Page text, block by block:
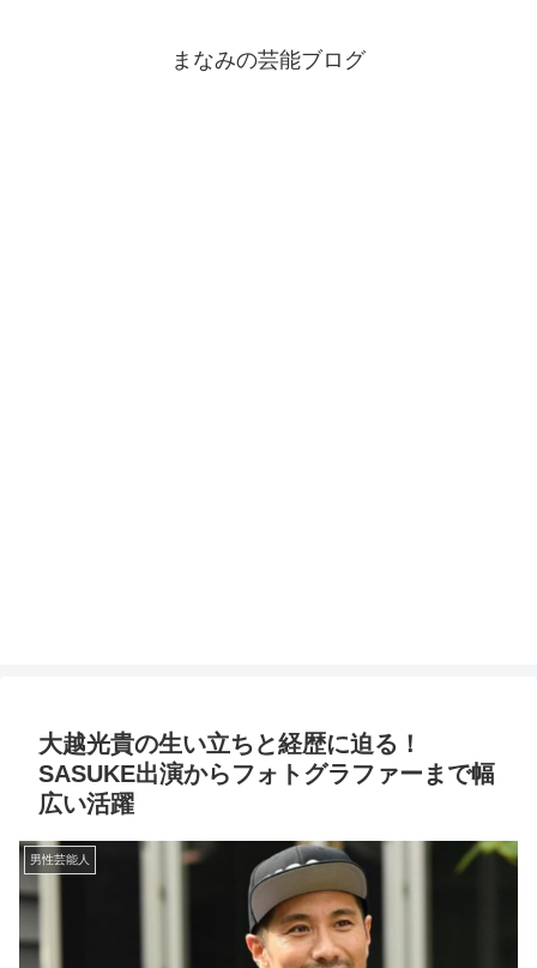
まなみの芸能ブログ
大越光貴の生い立ちと経歴に迫る！
SASUKE出演からフォトグラファーまで幅
広い活躍
男性芸能人